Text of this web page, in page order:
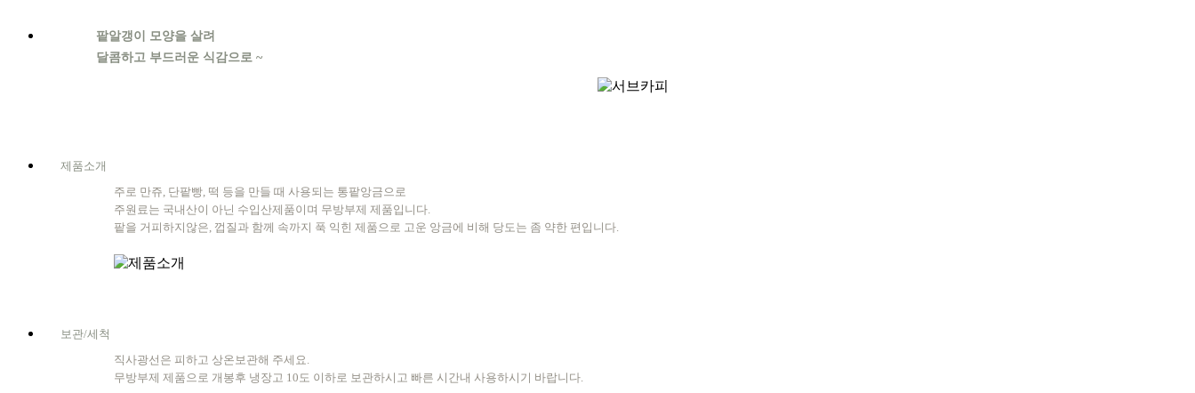
팥알갱이 모양을 살려
달콤하고 부드러운 식감으로 ~
제품소개
주로 만쥬, 단팥빵, 떡 등을 만들 때 사용되는 통팥앙금으로
주원료는 국내산이 아닌 수입산제품이며 무방부제 제품입니다.
팥을 거피하지않은, 껍질과 함께 속까지 푹 익힌 제품으로 고운 앙금에 비해 당도는 좀 약한 편입니다.
보관/세척
직사광선은 피하고 상온보관해 주세요.
무방부제 제품으로 개봉후 냉장고 10도 이하로 보관하시고 빠른 시간내 사용하시기 바랍니다.